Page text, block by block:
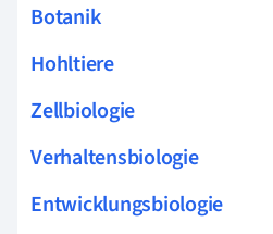
Botanik
Hohltiere
Zellbiologie
Verhaltensbiologie
Entwicklungsbiologie